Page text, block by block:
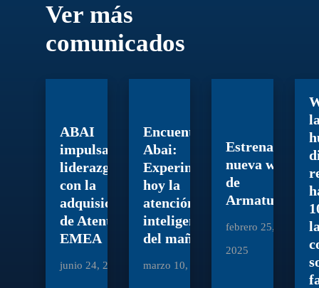
Ver más
comunicados
ABAI
impulsa su
liderazgo
con la
adquisición
de Atento
EMEA
junio 24, 2026
Encuentro
Abai:
Experimenta
hoy la
atención
inteligente
del mañana
marzo 10, 2025
Estrenamos
nueva web
de
Armatum
febrero 25,
2025